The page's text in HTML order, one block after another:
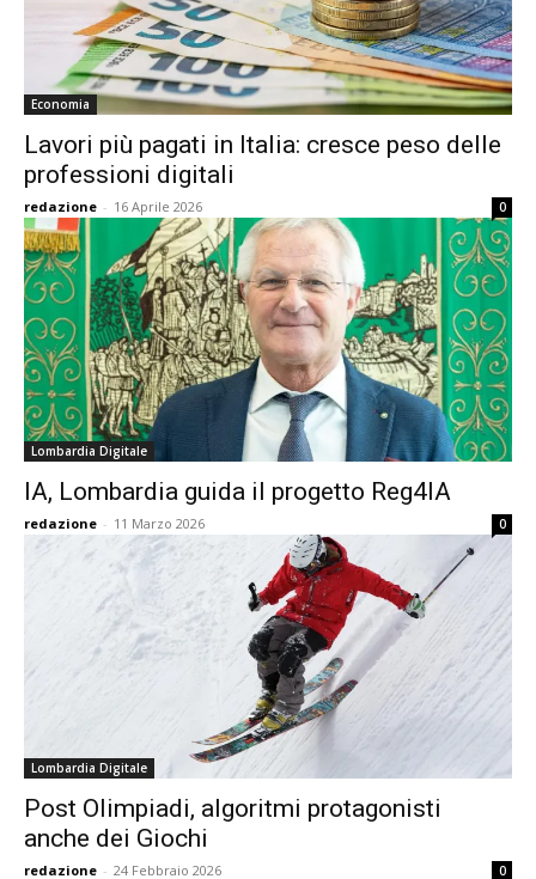
Economia
Lavori più pagati in Italia: cresce peso delle
professioni digitali
redazione - 16 Aprile 2026 0
Lombardia Digitale
IA, Lombardia guida il progetto Reg4IA
redazione - 11 Marzo 2026 0
Lombardia Digitale
Post Olimpiadi, algoritmi protagonisti
anche dei Giochi
redazione - 24 Febbraio 2026 0